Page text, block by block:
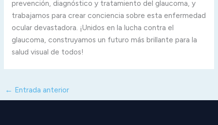
prevención, diagnóstico y tratamiento del glaucoma, y
trabajamos para crear conciencia sobre esta enfermedad
ocular devastadora. ¡Unidos en la lucha contra el
glaucoma, construyamos un futuro más brillante para la
salud visual de todos!
← Entrada anterior